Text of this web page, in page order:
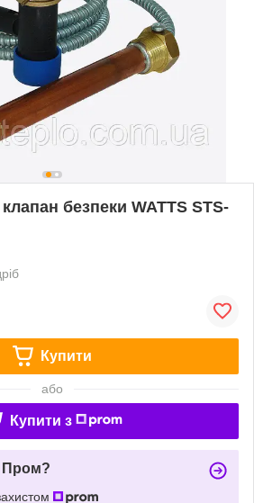
безпеки WATTS STS-
Купити
або
Купити з
Пром?